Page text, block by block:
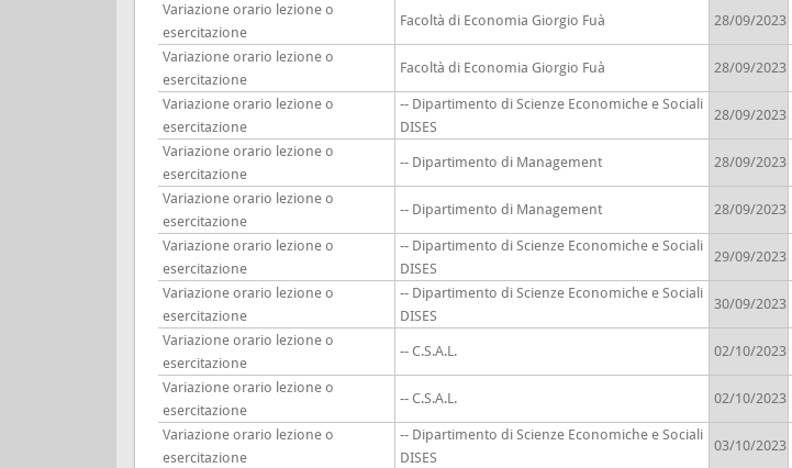
Variazione orario lezione o
esercitazione
Facoltà di Economia Giorgio Fuà 28/09/2023
Variazione orario lezione o
esercitazione
Facoltà di Economia Giorgio Fuà 28/09/2023
Variazione orario lezione o
esercitazione
-- Dipartimento di Scienze Economiche e Sociali
DISES
28/09/2023
Variazione orario lezione o
esercitazione
-- Dipartimento di Management 28/09/2023
Variazione orario lezione o
esercitazione
-- Dipartimento di Management 28/09/2023
Variazione orario lezione o
esercitazione
-- Dipartimento di Scienze Economiche e Sociali
DISES
29/09/2023
Variazione orario lezione o
esercitazione
-- Dipartimento di Scienze Economiche e Sociali
DISES
30/09/2023
Variazione orario lezione o
esercitazione
-- C.S.A.L. 02/10/2023
Variazione orario lezione o
esercitazione
-- C.S.A.L. 02/10/2023
Variazione orario lezione o
esercitazione
-- Dipartimento di Scienze Economiche e Sociali
DISES
03/10/2023